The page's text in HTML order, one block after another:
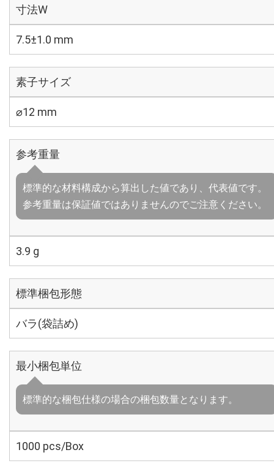
寸法W
7.5±1.0 mm
素子サイズ
⌀12 mm
参考重量
標準的な材料構成から算出した値であり、代表値です。
参考重量は保証値ではありませんのでご注意ください。
3.9 g
標準梱包形態
バラ(袋詰め)
最小梱包単位
標準的な梱包仕様の場合の梱包数量となります。
1000 pcs/Box